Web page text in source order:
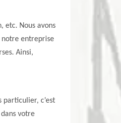
etc. Nous avons
notre entreprise
Ainsi,
particulier, c’est
votre